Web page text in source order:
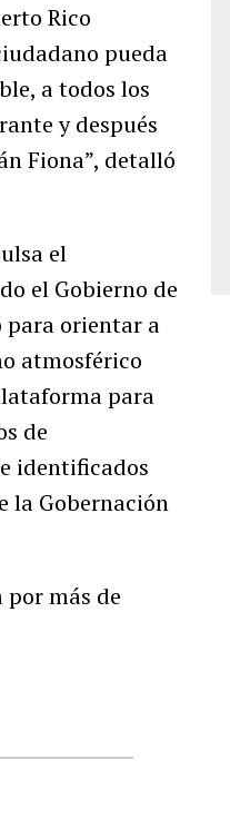
Rico
pueda
a todos los
y después
Fiona”, detalló
el
el Gobierno de
para orientar a
atmosférico
para
de
identificados
la Gobernación
más de